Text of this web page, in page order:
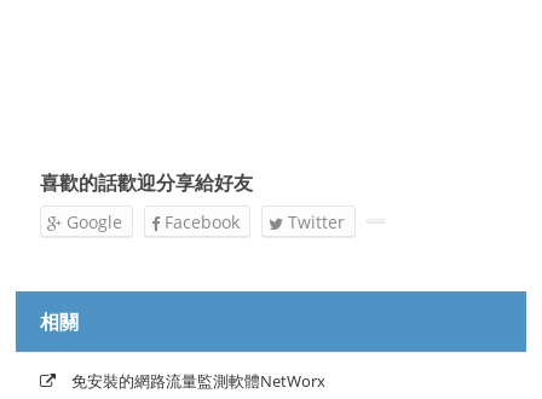
喜歡的話歡迎分享給好友
Google Facebook Twitter
相關
免安裝的網路流量監測軟體NetWorx